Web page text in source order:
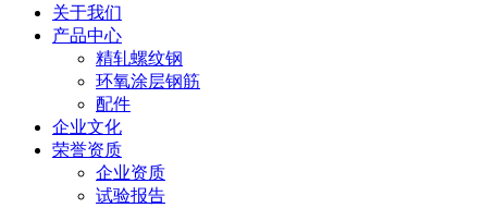
关于我们
产品中心
精轧螺纹钢
环氧涂层钢筋
配件
企业文化
荣誉资质
企业资质
试验报告